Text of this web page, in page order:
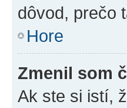
dôvod, prečo
Hore
Zmenil som
Ak ste si istí,